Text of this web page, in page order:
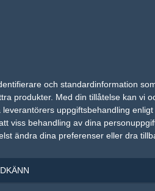
och standardinformation
produkter. Med din tillåtelse kan vi
uppgiftsbehandling
viss behandling av dina
ändra dina preferenser eller dra
inte nödvändigtvis med Fragbites
iväg ett email till
användarnamn. Cookies sparas även
i din webbläsares inställningar
som trädde i kraft 25 juli 2003.